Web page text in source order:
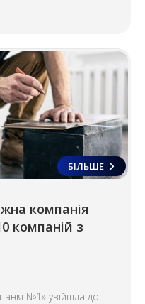
БІЛЬШЕ
компанія
компаній з
№1» увійшла до